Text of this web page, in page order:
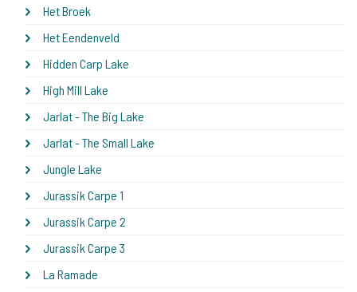
Het Broek
Het Eendenveld
Hidden Carp Lake
High Mill Lake
Jarlat - The Big Lake
Jarlat - The Small Lake
Jungle Lake
Jurassik Carpe 1
Jurassik Carpe 2
Jurassik Carpe 3
La Ramade